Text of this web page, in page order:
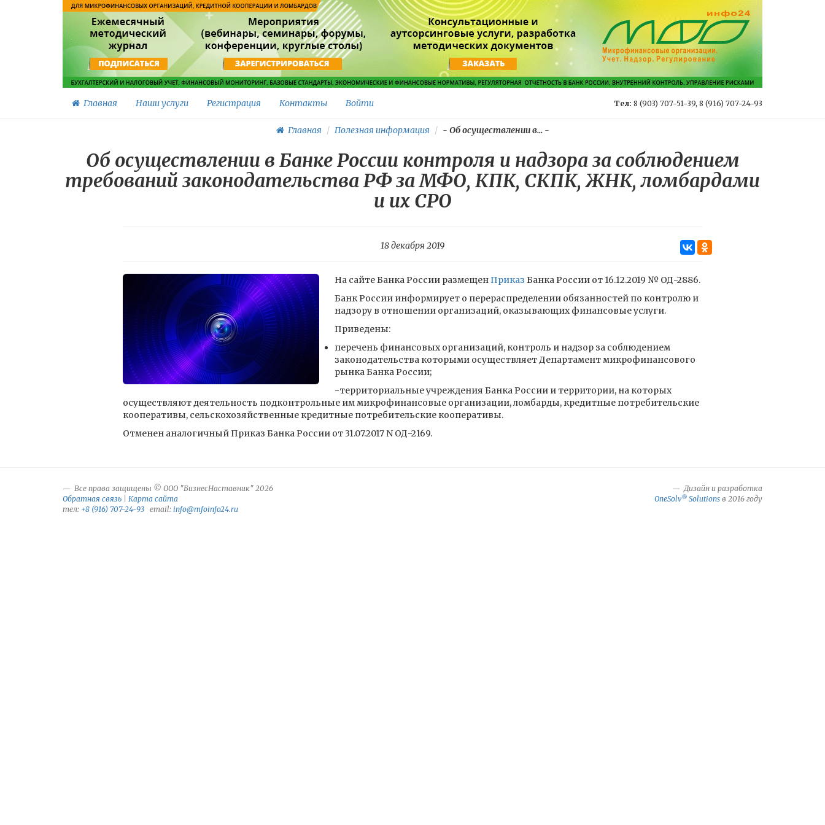
Главная Наши услуги Регистрация Контакты Войти Тел: 8 (903) 707-51-39, 8 (916) 707-24-93
Главная Полезная информация - Об осуществлении в...-
Об осуществлении в Банке России контроля и надзора за соблюдением
требований законодательства РФ за МФО, КПК, СКПК, ЖНК, ломбардами
и их СРО
18 декабря 2019
На сайте Банка России размещенПриказ Банка России от 16.12.2019 № ОД-2886.
Банк России информирует о перераспределении обязанностей по контролю и
надзору в отношении организаций, оказывающих финансовые услуги.
Приведены:
перечень финансовых организаций, контроль и надзор за соблюдением
законодательства которыми осуществляет Департамент микрофинансового
рынка Банка России;
-территориальные учреждения Банка России и территории, на которых
осуществляют деятельность подконтрольные им микрофинансовые организации, ломбарды, кредитные потребительские
кооперативы, сельскохозяйственные кредитные потребительские кооперативы.
Отменен аналогичный Приказ Банка России от 31.07.2017 N ОД-2169.
Все права защищены © ООО "БизнесНаставник" 2026
Обратная связь
Карта сайта
тел: +8 (916) 707-24-93 email: info@mfoinfo24.ru
Дизайн и разработка
OneSolv® Solutions в 2016 году